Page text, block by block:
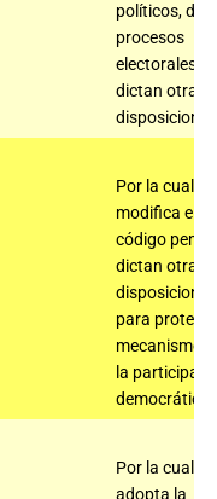
políticos, de
procesos
electorales y
dictan otras
Por la cual
modifica el
código penal
dictan otras
disposiciones
para
mecanismos
la
democrática
Por la cual se
adopta la